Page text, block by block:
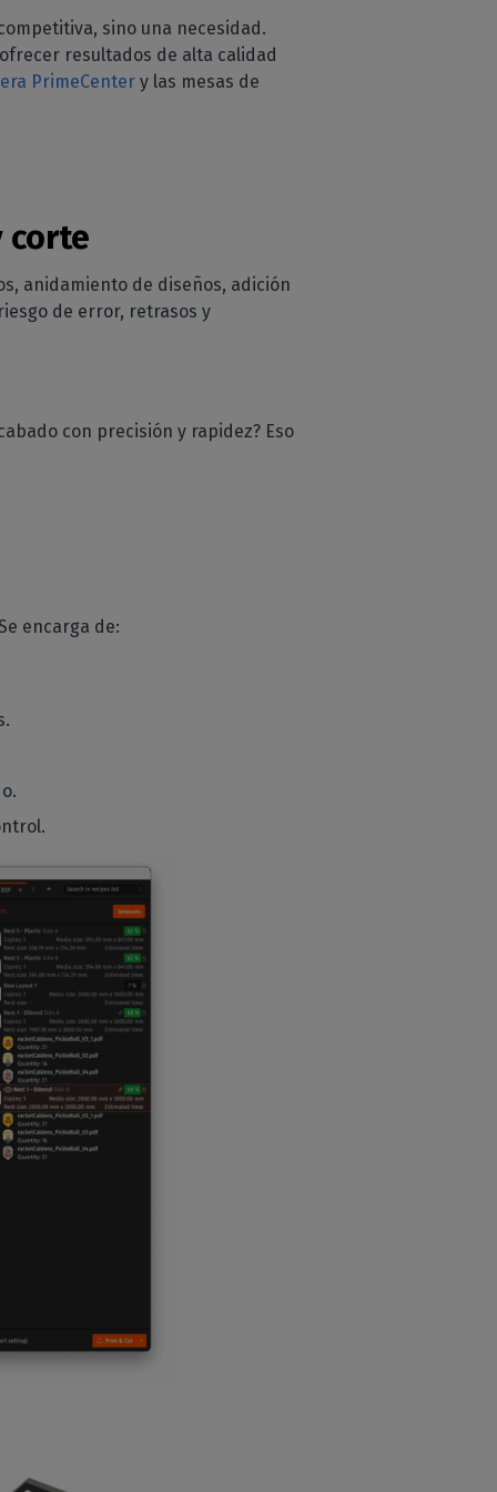
sino una necesidad.
resultados de alta calidad
PrimeCenter y las mesas de
corte
anidamiento de diseños, adición
de error, retrasos y
con precisión y rapidez? Eso
encarga de: